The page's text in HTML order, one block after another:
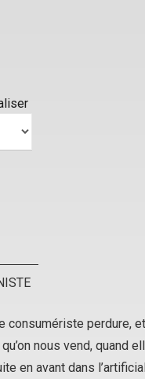
consumériste perdure,
nous vend, quand
en avant dans